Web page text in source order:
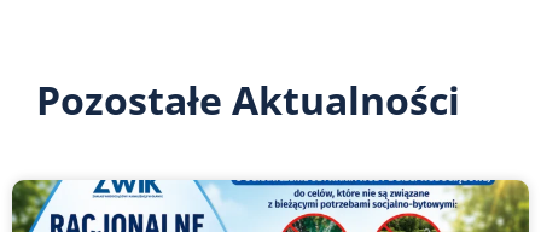
Pozostałe Aktualności